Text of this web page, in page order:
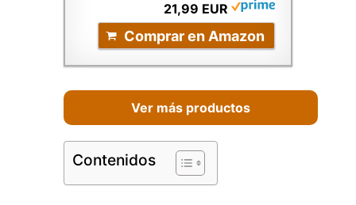
21,99 EUR
Comprar en Amazon
Ver más productos
Contenidos